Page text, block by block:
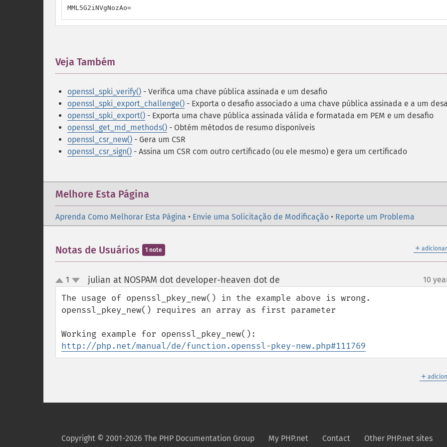
MML5G2iNVgNozAo=
Veja Também
openssl_spki_verify() - Verifica uma chave pública assinada e um desafio
openssl_spki_export_challenge() - Exporta o desafio associado a uma chave pública assinada e a um
openssl_spki_export() - Exporta uma chave pública assinada válida e formatada em PEM e um desafio
openssl_get_md_methods() - Obtém métodos de resumo disponíveis
openssl_csr_new() - Gera um CSR
openssl_csr_sign() - Assina um CSR com outro certificado (ou ele mesmo) e gera um certificado
Melhore Esta Página
Aprenda Como Melhorar Esta Página • Envie uma Solicitação de Modificação • Reporte um Problema
＋
Notas de Usuários 1 note
up
down
1 julian at NOSPAM dot developer-heaven dot de 10
The usage of openssl_pkey_new() in the example above is wrong.
openssl_pkey_new() requires an array as first parameter
http://php.net/manual/de/function.openssl-pkey-new.php#111769
＋
Copyright © 2001-2026 The PHP Documentation Group My PHP.net Contact Other PHP.net sites